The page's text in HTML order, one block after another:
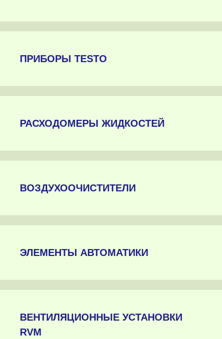
ПРИБОРЫ TESTO
РАСХОДОМЕРЫ ЖИДКОСТЕЙ
ВОЗДУХООЧИСТИТЕЛИ
ЭЛЕМЕНТЫ АВТОМАТИКИ
ВЕНТИЛЯЦИОННЫЕ УСТАНОВКИ
RVM